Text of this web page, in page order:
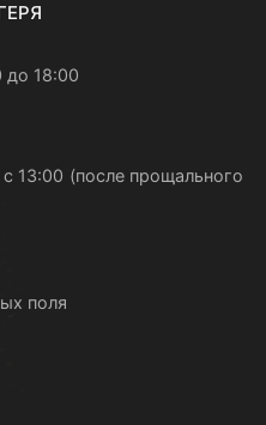
до 18:00
13:00 (после прощального
поля